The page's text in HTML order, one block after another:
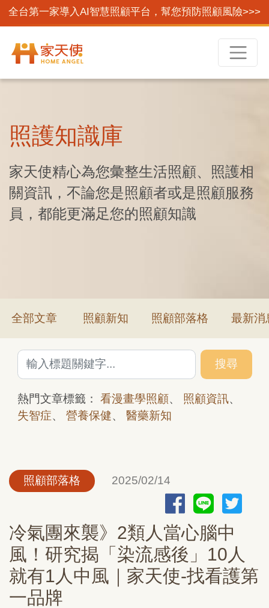
全台第一家導入AI智慧照顧平台，幫您預防照顧風險>>>
照護知識庫
家天使精心為您彙整生活照顧、照護相
關資訊，不論您是照顧者或是照顧服務
員，都能更滿足您的照顧知識
全部文章 照顧新知 照顧部落格 最新消
搜尋
熱門文章標籤： 看漫畫學照顧、 照顧資訊、
失智症、 營養保健、 醫藥新知
照顧部落格 2025/02/14
冷氣團來襲》2類人當心腦中
風！研究揭「染流感後」10人
就有1人中風｜家天使-找看護第
一品牌